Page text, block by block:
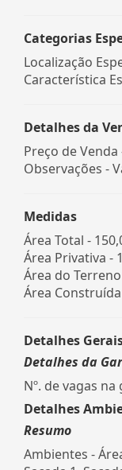
Categorias
Localização
Característica
Detalhes da
Preço de Venda
Observações -
Medidas
Área Total -
Área Privativa -
Área do Terreno
Área Construída
Detalhes
Detalhes da
Nº. de vagas
Detalhes
Resumo
Ambientes -